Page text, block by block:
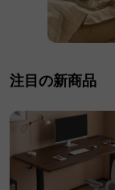
注目の新商品